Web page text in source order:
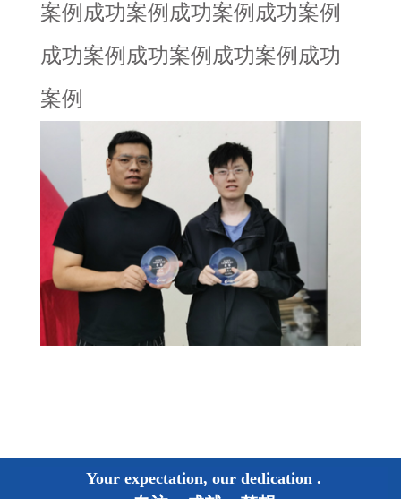
案例成功案例成功案例成功案例
成功案例成功案例成功案例成功
案例
Your expectation, our dedication .